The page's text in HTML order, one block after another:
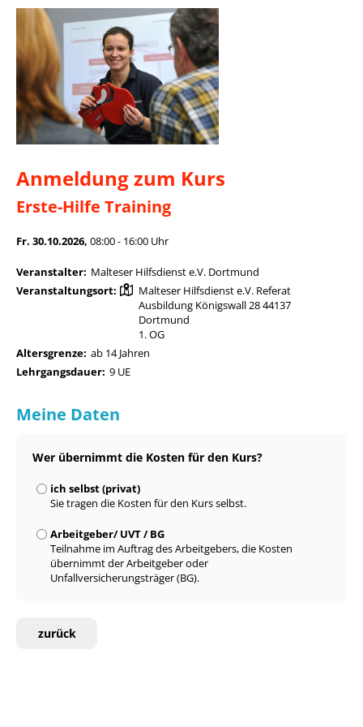
Anmeldung zum Kurs
Erste-Hilfe Training
Fr. 30.10.2026, 08:00 - 16:00 Uhr
Veranstalter: Malteser Hilfsdienst e.V. Dortmund
Veranstaltungsort:
Malteser Hilfsdienst e.V. Referat
Ausbildung Königswall 28 44137
Dortmund
1. OG
Altersgrenze: ab 14 Jahren
Lehrgangsdauer: 9 UE
Meine Daten
Wer übernimmt die Kosten für den Kurs?
ich selbst (privat)
Sie tragen die Kosten für den Kurs selbst.
Arbeitgeber/ UVT / BG
Teilnahme im Auftrag des Arbeitgebers, die Kosten
übernimmt der Arbeitgeber oder
Unfallversicherungsträger (BG).
zurück